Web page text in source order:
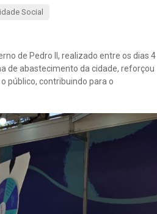
Social
de Pedro II, realizado entre os dias 4
de abastecimento da cidade, reforçou
público, contribuindo para o